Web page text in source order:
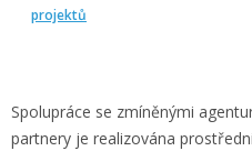
projektů
Spolupráce se zmíněnými
partnery je realizována